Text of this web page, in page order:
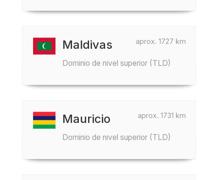
aprox. 1727 km
Maldivas
Dominio de nivel superior (TLD)
aprox. 1731 km
Mauricio
Dominio de nivel superior (TLD)